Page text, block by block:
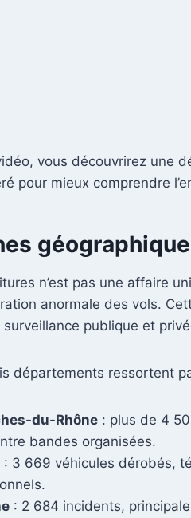
vous découvrirez une
pour mieux comprendre
n’est pas une affaire
anormale des vols.
publique et
départements ressortent
du-Rhône : plus de 4
bandes organisées.
: 3 669 véhicules dérobés,
: 2 684 incidents,